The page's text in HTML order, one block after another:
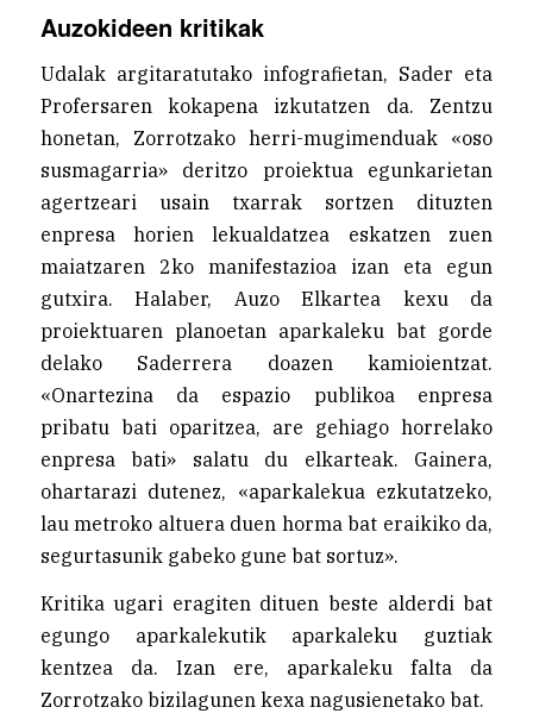
Auzokideen kritikak
Udalak argitaratutako infografietan, Sader eta
Profersaren kokapena izkutatzen da. Zentzu
honetan, Zorrotzako herri-mugimenduak «oso
susmagarria» deritzo proiektua egunkarietan
agertzeari usain txarrak sortzen dituzten
enpresa horien lekualdatzea eskatzen zuen
maiatzaren 2ko manifestazioa izan eta egun
gutxira. Halaber, Auzo Elkartea kexu da
proiektuaren planoetan aparkaleku bat gorde
delako Saderrera doazen kamioientzat.
«Onartezina da espazio publikoa enpresa
pribatu bati oparitzea, are gehiago horrelako
enpresa bati» salatu du elkarteak. Gainera,
ohartarazi dutenez, «aparkalekua ezkutatzeko,
lau metroko altuera duen horma bat eraikiko da,
segurtasunik gabeko gune bat sortuz».
Kritika ugari eragiten dituen beste alderdi bat
egungo aparkalekutik aparkaleku guztiak
kentzea da. Izan ere, aparkaleku falta da
Zorrotzako bizilagunen kexa nagusienetako bat.